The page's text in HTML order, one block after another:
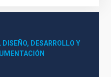
DESARROLLO Y